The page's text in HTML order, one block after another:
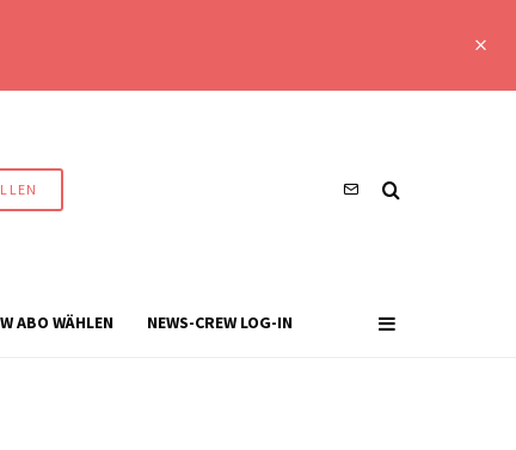
ABO WÄHLEN NEWS-CREW LOG-IN